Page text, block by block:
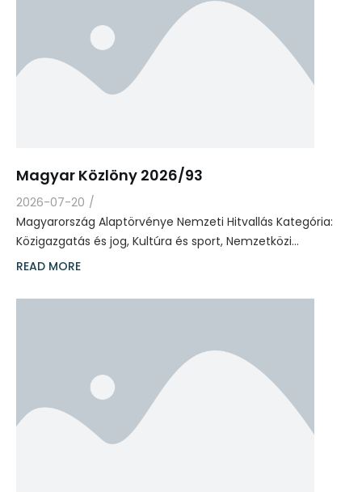
Magyar Közlöny 2026/93
2026-07-20 /
Magyarország Alaptörvénye Nemzeti Hitvallás Kategória:
Közigazgatás és jog, Kultúra és sport, Nemzetközi…
READ MORE